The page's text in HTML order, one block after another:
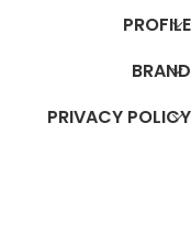
PROFILE
BRAND
PRIVACY POLICY